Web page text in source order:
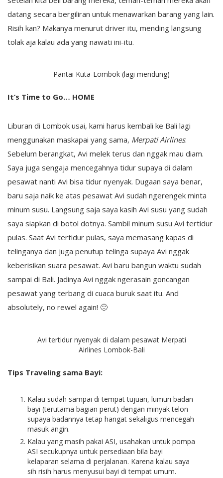
datang secara bergiliran untuk menawarkan barang yang lain.
Risih kan? Makanya menurut driver itu, mending langsung
tolak aja kalau ada yang nawati ini-itu.
Pantai Kuta-Lombok (lagi mendung)
It’s Time to Go… HOME
Liburan di Lombok usai, kami harus kembali ke Bali lagi
menggunakan maskapai yang sama, Merpati Airlines.
Sebelum berangkat, Avi melek terus dan nggak mau diam.
Saya juga sengaja mencegahnya tidur supaya di dalam
pesawat nanti Avi bisa tidur nyenyak. Dugaan saya benar,
baru saja naik ke atas pesawat Avi sudah ngerengek minta
minum susu. Langsung saja saya kasih Avi susu yang sudah
saya siapkan di botol dotnya. Sambil minum susu Avi tertidur
pulas. Saat Avi tertidur pulas, saya memasang kapas di
telinganya dan juga penutup telinga supaya Avi nggak
keberisikan suara pesawat. Avi baru bangun waktu sudah
sampai di Bali. Jadinya Avi nggak ngerasain goncangan
pesawat yang terbang di cuaca buruk saat itu. And
absolutely, no rewel again! 🙂
Avi tertidur nyenyak di dalam pesawat Merpati
Airlines Lombok-Bali
Tips Traveling sama Bayi:
Kalau sudah sampai di tempat tujuan, lumuri badan
bayi (terutama bagian perut) dengan minyak telon
supaya badannya tetap hangat sekaligus mencegah
masuk angin.
Kalau yang masih pakai ASI, usahakan untuk pompa
ASI secukupnya untuk persediaan bila bayi
kelaparan selama di perjalanan. Karena kalau saya
sih risih harus menyusui bayi di tempat umum.